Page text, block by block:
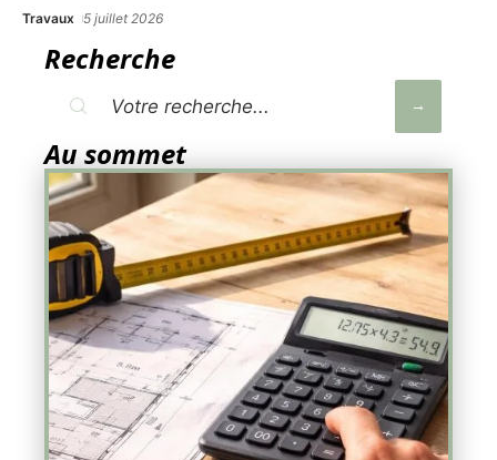
Travaux 5 juillet 2026
Recherche
Au sommet